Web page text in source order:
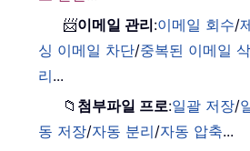
📨이메일 관리:이메일 회수/
싱 이메일 차단/중복된 이메일
리...
📁 첨부파일 프로:일괄 저장/
동 저장/자동 분리/자동 압축...